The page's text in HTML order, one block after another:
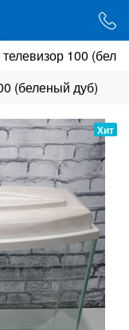
100
(беленый дуб)
Хит